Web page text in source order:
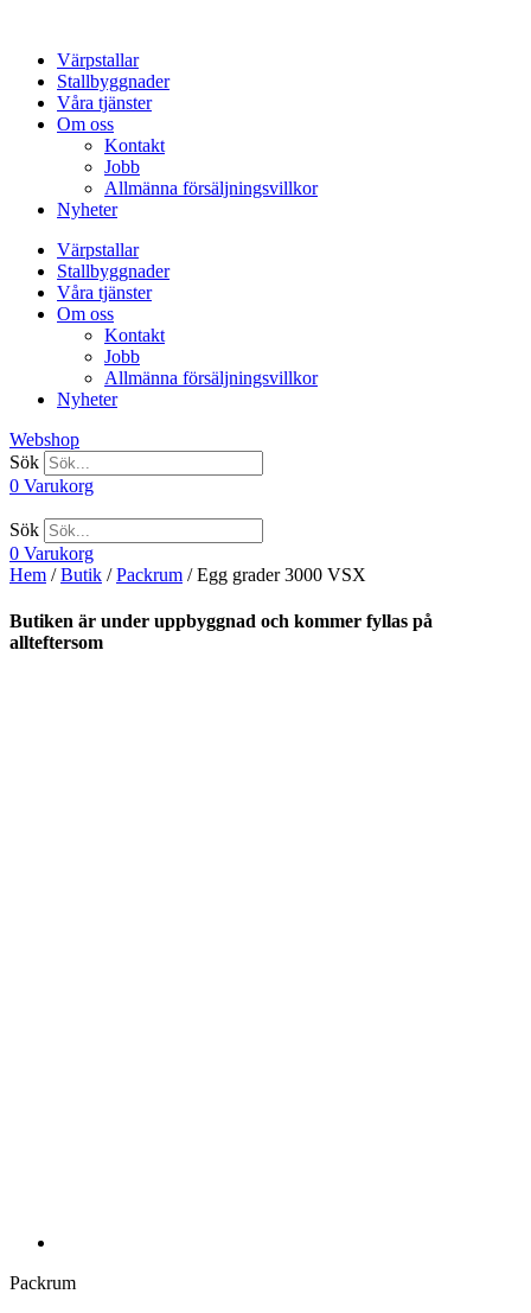
innehållVärpstallar
Stallbyggnader
Våra tjänster
Om oss
Kontakt
Jobb
Allmänna försäljningsvillkor
Nyheter
Värpstallar
Stallbyggnader
Våra tjänster
Om oss
Kontakt
Jobb
Allmänna försäljningsvillkor
Nyheter
Webshop
Sök
0 Varukorg
Sök
0 Varukorg
Hem /Butik /Packrum / Egg grader 3000 VSX
Butiken är under uppbyggnad och kommer fyllas på
allteftersom
Packrum